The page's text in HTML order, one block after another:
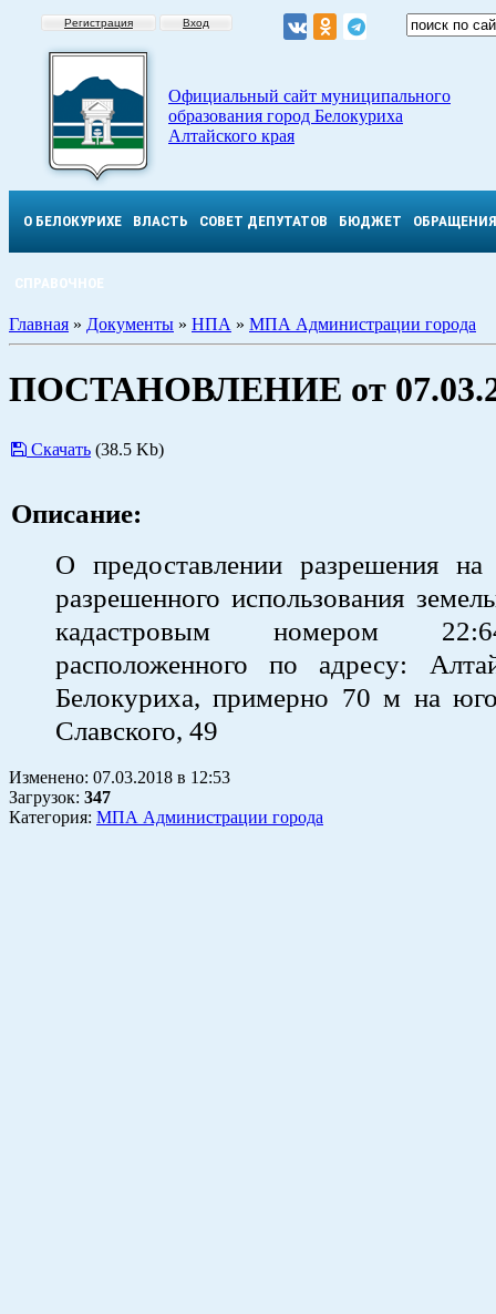
Регистрация Вход
Официальный сайт муниципального
образования город Белокуриха
Алтайского края
О БЕЛОКУРИХЕ ВЛАСТЬ СОВЕТ ДЕПУТАТОВ БЮДЖЕТ ОБРАЩЕНИЯ
СПРАВОЧНОЕ
Главная » Документы » НПА » МПА Администрации города
ПОСТАНОВЛЕНИЕ от
Скачать (38.5 Kb)
Описание:
О предоставлении разрешения
разрешенного использования
кадастровым номером
расположенного по адресу:
Белокуриха, примерно 70 м на
Славского, 49
Изменено: 07.03.2018 в 12:53
Загрузок: 347
Категория: МПА Администрации города